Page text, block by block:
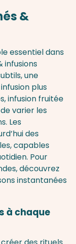
&
essentiel dans
infusions
une
plus
infusion fruitée
varier les
Les
des
capables
Pour
découvrez
instantanées
à chaque